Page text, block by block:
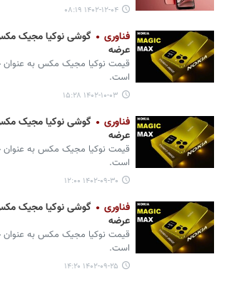
۱۴۰۲-۱۲-۰۴ ۰۸:۱۹
فناوری
عرضه
قیمت نوکیا مجیک مکس به عنوان
است.
۱۴۰۲-۱۰-۰۳ ۱۵:۲۸
فناوری
عرضه
قیمت نوکیا مجیک مکس به عنوان
است.
۱۴۰۲-۰۹-۳۰ ۱۲:۰۰
فناوری
عرضه
قیمت نوکیا مجیک مکس به عنوان
است.
۱۴۰۲-۰۹-۲۵ ۱۴:۲۰